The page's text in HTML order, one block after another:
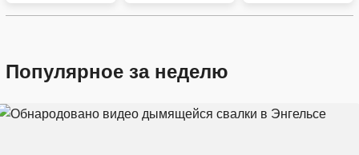
Популярное за неделю